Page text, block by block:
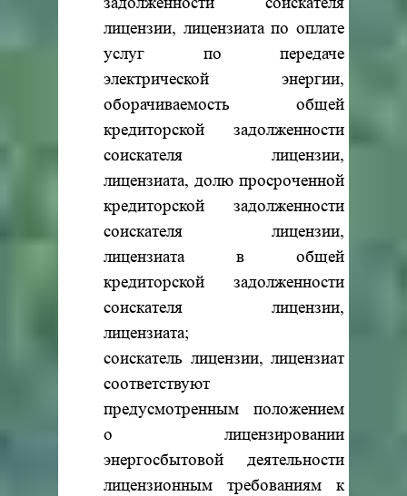
лицензии, лицензиата по оплате
услуг по передаче
электрической энергии,
оборачиваемость общей
кредиторской задолженности
соискателя лицензии,
лицензиата, долю просроченной
кредиторской задолженности
соискателя лицензии,
лицензиата в общей
кредиторской задолженности
соискателя лицензии,
лицензиата;
соискатель лицензии, лицензиат
соответствуют
предусмотренным положением
о лицензировании
энергосбытовой деятельности
лицензионным требованиям к